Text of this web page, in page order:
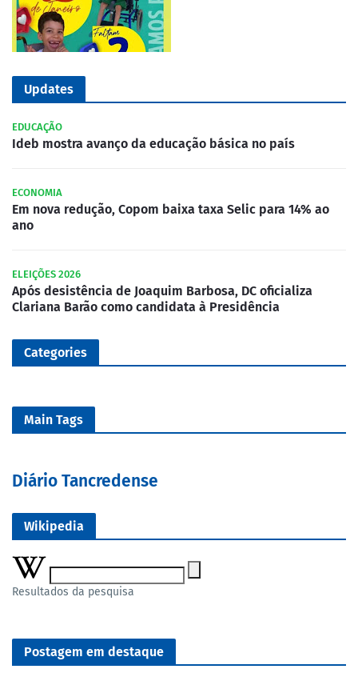
Updates
EDUCAÇÃO
Ideb mostra avanço da educação básica no país
ECONOMIA
Em nova redução, Copom baixa taxa Selic para 14% ao
ano
ELEIÇÕES 2026
Após desistência de Joaquim Barbosa, DC oficializa
Clariana Barão como candidata à Presidência
Categories
Main Tags
Diário Tancredense
Wikipedia
Resultados da pesquisa
Postagem em destaque